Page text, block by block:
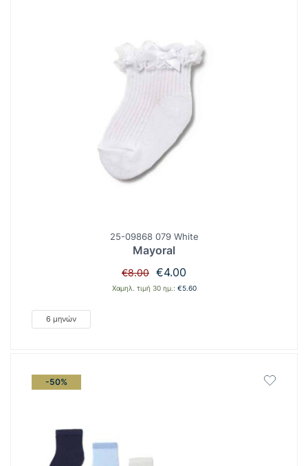
25-09868 079 White
Mayoral
€8.00 Original
price
€4.00
τρέχουσα
Χαμηλ. τιμή 30 ημ.: €5.60
6 μηνών
-50%